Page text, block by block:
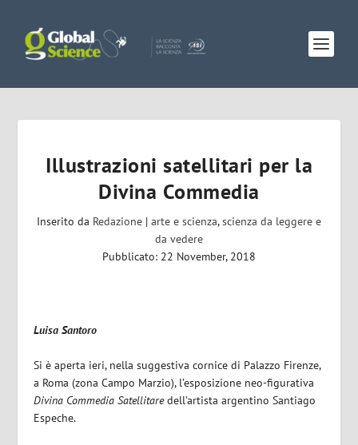
Illustrazioni satellitari per la
Divina Commedia
Inserito da Redazione | arte e scienza,scienza da leggere e
da vedere
Pubblicato: 22 November, 2018
Luisa Santoro
Si è aperta ieri, nella suggestiva cornice di Palazzo Firenze,
a Roma (zona Campo Marzio), l’esposizione neo-figurativa
Divina Commedia Satellitaredell’artista argentino Santiago
Espeche.